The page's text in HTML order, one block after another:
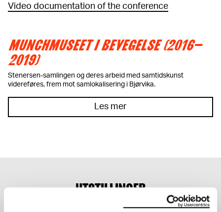
Video documentation of the conference
MUNCHMUSEET I BEVEGELSE (2016–
2019)
Stenersen-samlingen og deres arbeid med samtidskunst
videreføres, frem mot samlokalisering i Bjørvika.
Les mer
UTSTILLINGER